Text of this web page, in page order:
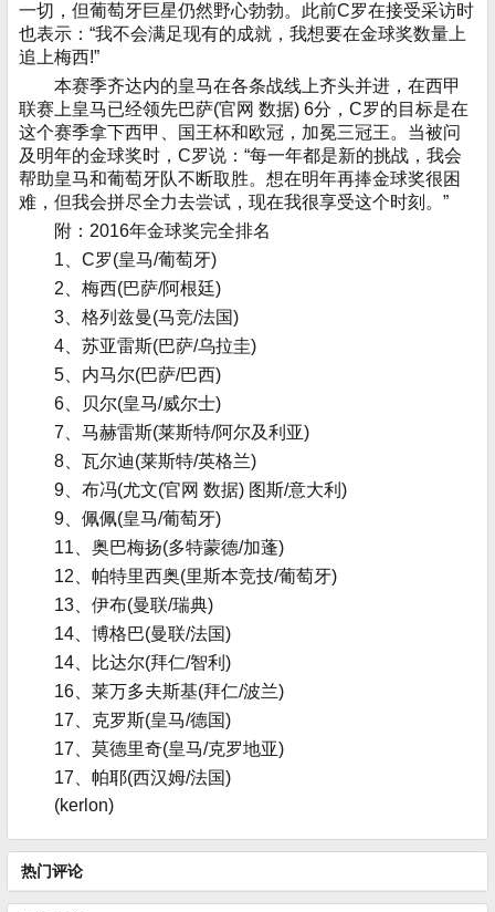
一切，但葡萄牙巨星仍然野心勃勃。此前C罗在接受采访时
也表示：“我不会满足现有的成就，我想要在金球奖数量上
追上梅西!”
本赛季齐达内的皇马在各条战线上齐头并进，在西甲
联赛上皇马已经领先巴萨(官网 数据) 6分，C罗的目标是在
这个赛季拿下西甲、国王杯和欧冠，加冕三冠王。当被问
及明年的金球奖时，C罗说：“每一年都是新的挑战，我会
帮助皇马和葡萄牙队不断取胜。想在明年再捧金球奖很困
难，但我会拼尽全力去尝试，现在我很享受这个时刻。”
附：2016年金球奖完全排名
1、C罗(皇马/葡萄牙)
2、梅西(巴萨/阿根廷)
3、格列兹曼(马竞/法国)
4、苏亚雷斯(巴萨/乌拉圭)
5、内马尔(巴萨/巴西)
6、贝尔(皇马/威尔士)
7、马赫雷斯(莱斯特/阿尔及利亚)
8、瓦尔迪(莱斯特/英格兰)
9、布冯(尤文(官网 数据) 图斯/意大利)
9、佩佩(皇马/葡萄牙)
11、奥巴梅扬(多特蒙德/加蓬)
12、帕特里西奥(里斯本竞技/葡萄牙)
13、伊布(曼联/瑞典)
14、博格巴(曼联/法国)
14、比达尔(拜仁/智利)
16、莱万多夫斯基(拜仁/波兰)
17、克罗斯(皇马/德国)
17、莫德里奇(皇马/克罗地亚)
17、帕耶(西汉姆/法国)
(kerlon)
热门评论